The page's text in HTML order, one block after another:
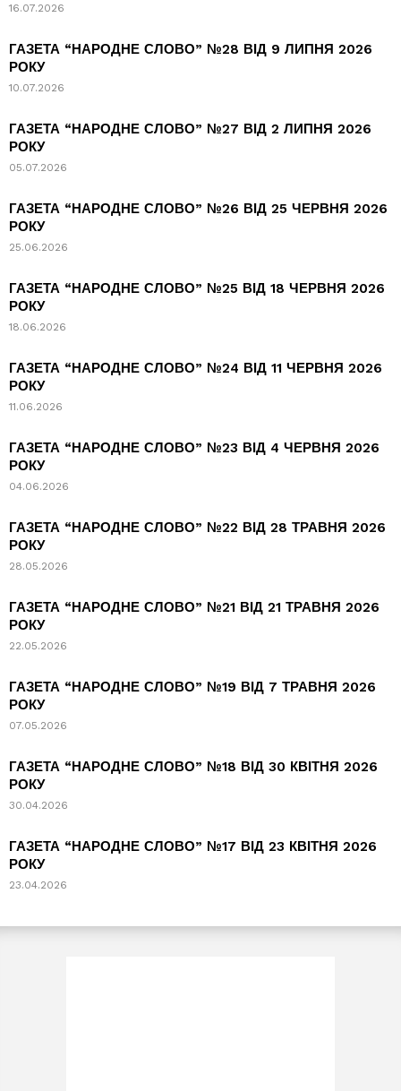
16.07.2026
ГАЗЕТА “НАРОДНЕ СЛОВО” №28 ВІД 9 ЛИПНЯ 2026
РОКУ
10.07.2026
ГАЗЕТА “НАРОДНЕ СЛОВО” №27 ВІД 2 ЛИПНЯ 2026
РОКУ
05.07.2026
ГАЗЕТА “НАРОДНЕ СЛОВО” №26 ВІД 25 ЧЕРВНЯ 2026
РОКУ
25.06.2026
ГАЗЕТА “НАРОДНЕ СЛОВО” №25 ВІД 18 ЧЕРВНЯ 2026
РОКУ
18.06.2026
ГАЗЕТА “НАРОДНЕ СЛОВО” №24 ВІД 11 ЧЕРВНЯ 2026
РОКУ
11.06.2026
ГАЗЕТА “НАРОДНЕ СЛОВО” №23 ВІД 4 ЧЕРВНЯ 2026
РОКУ
04.06.2026
ГАЗЕТА “НАРОДНЕ СЛОВО” №22 ВІД 28 ТРАВНЯ 2026
РОКУ
28.05.2026
ГАЗЕТА “НАРОДНЕ СЛОВО” №21 ВІД 21 ТРАВНЯ 2026
РОКУ
22.05.2026
ГАЗЕТА “НАРОДНЕ СЛОВО” №19 ВІД 7 ТРАВНЯ 2026
РОКУ
07.05.2026
ГАЗЕТА “НАРОДНЕ СЛОВО” №18 ВІД 30 КВІТНЯ 2026
РОКУ
30.04.2026
ГАЗЕТА “НАРОДНЕ СЛОВО” №17 ВІД 23 КВІТНЯ 2026
РОКУ
23.04.2026